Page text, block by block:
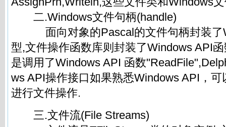
二.Windows文件句柄(handle)
面向对象的Pascal的文件句柄封装了
型,文件操作函数库则封装了Windows API
是调用了Windows API 函数
ws API操作接口如果熟悉Windows API，
进行文件操作.
三.文件流(File Streams)